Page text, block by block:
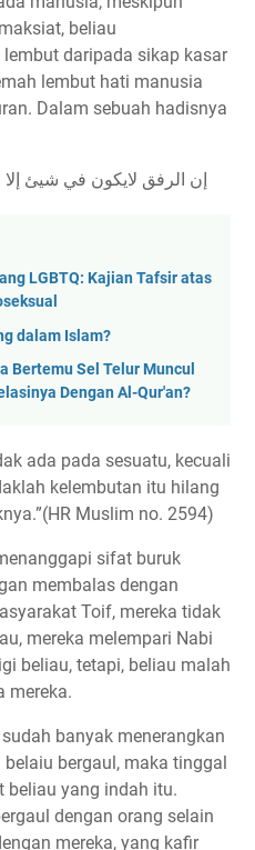
beliau
daripada sikap kasar
lembut hati manusia
Dalam sebuah hadisnya
ﺇﻥ ﺍﻟﺮﻓﻖ ﻻﻳﻜﻮﻥ ﻓﻲ ﺷﻴﺊ ﺇﻻ
LGBTQ: Kajian Tafsir atas
dalam Islam?
Bertemu Sel Telur Muncul
Dengan Al-Qur'an?
ada pada sesuatu, kecuali
kelembutan itu hilang
Muslim no. 2594)
sifat buruk
membalas dengan
Toif, mereka tidak
mereka melempari Nabi
beliau, tetapi, beliau malah
mereka.
banyak menerangkan
bergaul, maka tinggal
beliau yang indah itu.
dengan orang selain
mereka, yang kafir